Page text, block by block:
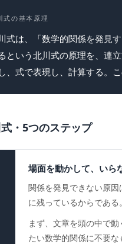
式の基本原理
式は、「数学的関係を発見
という北川式の原理を、連
、式で表現し、計算する。こ
・5つのステップ
場面を動かして、いら
関係を発見できない原
に残っているからである
まず、文章を頭の中で
たい数学的関係に不要な